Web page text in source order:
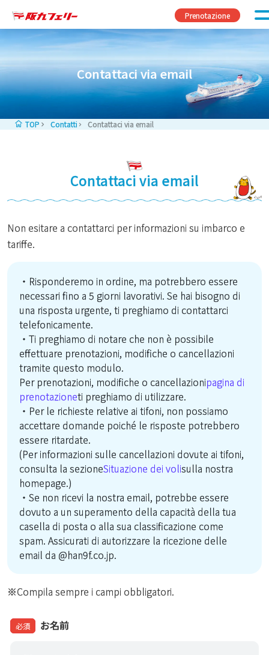
Prenotazione
Contattaci via email
TOP Contatti Contattaci via email
Contattaci via email
Non esitare a contattarci per informazioni su imbarco e
tariffe.
・Risponderemo in ordine, ma potrebbero essere
necessari fino a 5 giorni lavorativi. Se hai bisogno di
una risposta urgente, ti preghiamo di contattarci
telefonicamente.
・Ti preghiamo di notare che non è possibile
effettuare prenotazioni, modifiche o cancellazioni
tramite questo modulo.
Per prenotazioni, modifiche o cancellazionipagina di
prenotazioneti preghiamo di utilizzare.
・Per le richieste relative ai tifoni, non possiamo
accettare domande poiché le risposte potrebbero
essere ritardate.
(Per informazioni sulle cancellazioni dovute ai tifoni,
consulta la sezioneSituazione dei volisulla nostra
homepage.)
・Se non ricevi la nostra email, potrebbe essere
dovuto a un superamento della capacità della tua
casella di posta o alla sua classificazione come
spam. Assicurati di autorizzare la ricezione delle
email da @han9f.co.jp.
※Compila sempre i campi obbligatori.
必須 お名前